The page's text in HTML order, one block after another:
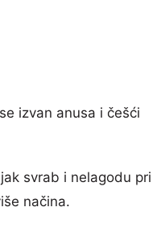
izvan anusa i češći
svrab i nelagodu pri
načina.